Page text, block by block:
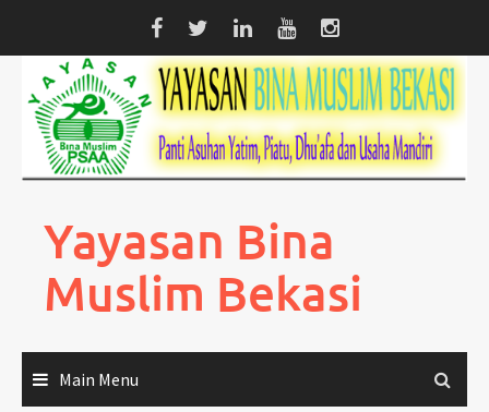
content
Yayasan Bina
Muslim Bekasi
Main Menu